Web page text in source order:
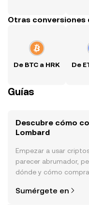
Otras conversiones
De BTC a HRK De
Guías
Descubre cómo
Lombard
Empezar a usar
parecer abrumador,
dónde y cómo
tu aventura en la
Sumérgete en